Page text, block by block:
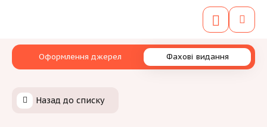
Оформлення джерел Фахові видання
Назад до списку